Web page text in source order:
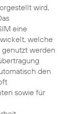
wird,
eine
welche
werden
den
sowie für